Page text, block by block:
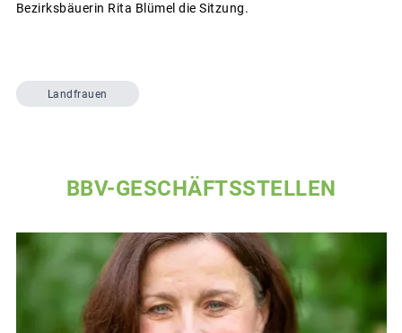
Bezirksbäuerin Rita Blümel die Sitzung.
Landfrauen
BBV-GESCHÄFTSSTELLEN